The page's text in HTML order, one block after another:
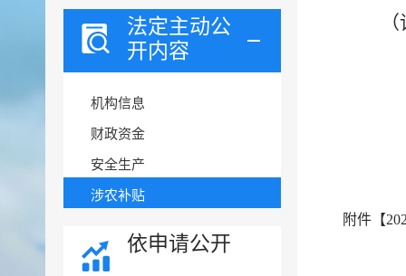
法定主动公
开内容
机构信息
财政资金
安全生产
涉农补贴
依申请公开
附件【